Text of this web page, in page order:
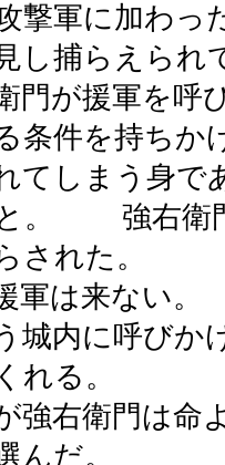
撃軍に加わ
し捕らえら
門が援軍を呼
条件を持ち
てしまう身で
。 強右衛門
された。
は来ない。
内に呼びかけ
れる。
右衛門は命よ
んだ。